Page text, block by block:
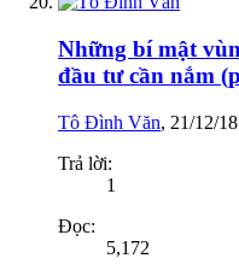
Những bí mật
đầu tư cần nắm
Tô Đình Văn, 21/12/18
Trả lời:
1
Đọc:
5,172